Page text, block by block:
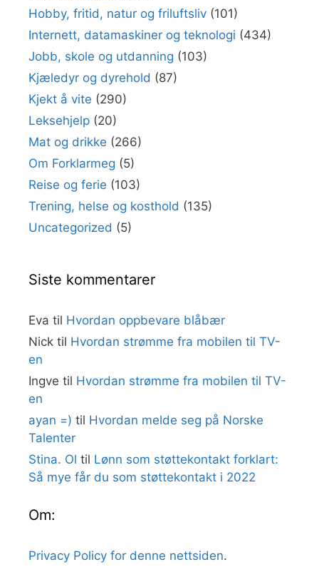
Hobby, fritid, natur og friluftsliv (101)
Internett, datamaskiner og teknologi (434)
Jobb, skole og utdanning (103)
Kjæledyr og dyrehold (87)
Kjekt å vite (290)
Leksehjelp (20)
Mat og drikke (266)
Om Forklarmeg (5)
Reise og ferie (103)
Trening, helse og kosthold (135)
Uncategorized (5)
Siste kommentarer
Eva til Hvordan oppbevare blåbær
Nick til Hvordan strømme fra mobilen til TV-
en
Ingve til Hvordan strømme fra mobilen til TV-
en
ayan =) til Hvordan melde seg på Norske
Talenter
Stina. Ol til Lønn som støttekontakt forklart:
Så mye får du som støttekontakt i 2022
Om:
Privacy Policy for denne nettsiden.